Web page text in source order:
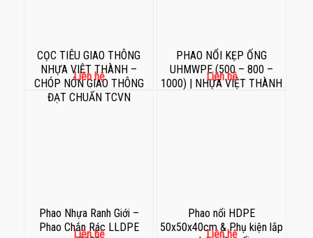
CỌC TIÊU GIAO THÔNG
NHỰA VIỆT THÀNH –
CHÓP NÓN GIAO THÔNG
ĐẠT CHUẨN TCVN
Liên hệ
PHAO NỔI KẸP ỐNG
UHMWPE (500 – 800 –
1000) | NHỰA VIỆT THÀNH
Liên hệ
Phao Nhựa Ranh Giới –
Phao Chắn Rác LLDPE
Liên hệ
Phao nổi HDPE
50x50x40cm & Phụ kiện lắp
Liên hệ